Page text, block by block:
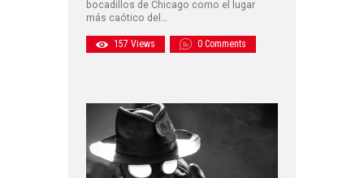
bocadillos de Chicago como el lugar
más caótico del…
157 Views 0 Comments